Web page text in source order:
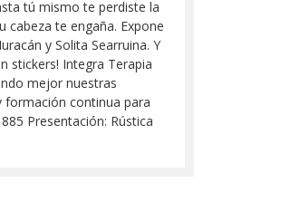
tú mismo te perdiste la
cabeza te engaña. Expone
y Solita Searruina. Y
stickers! Integra Terapia
mejor nuestras
formación continua para
Presentación: Rústica